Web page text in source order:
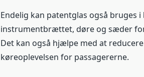
Endelig kan patentglas også bruges
instrumentbrættet, døre og sæder
Det kan også hjælpe med at
køreoplevelsen for passagererne.